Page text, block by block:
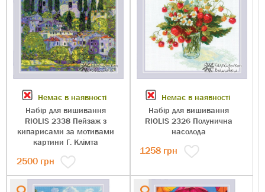
Немає в наявності
Набір для вишивання
RIOLIS 2338 Пейзаж з
кипарисами за мотивами
картини Г. Клімта
2500грн
Немає в наявності
Набір для вишивання
RIOLIS 2326 Полунична
насолода
1258 грн